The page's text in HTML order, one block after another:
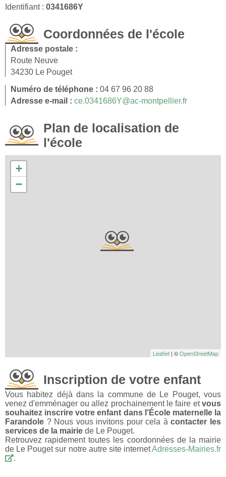
Identifiant : 0341686Y
Coordonnées de l'école
Adresse postale :
Route Neuve
34230 Le Pouget
Numéro de téléphone : 04 67 96 20 88
Adresse e-mail : ce.0341686Y@ac-montpellier.fr
Plan de localisation de
l'école
+
−
Leaflet | ©OpenStreetMap
Inscription de votre enfant
Vous habitez déjà dans la commune de Le Pouget, vous
venez d'emménager ou allez prochainement le faire etvous
souhaitez inscrire votre enfant dans l'École maternelle la
Farandole ? Nous vous invitons pour cela àcontacter les
services de la mairie de Le Pouget.
Retrouvez rapidement toutes les coordonnées de la mairie
de Le Pouget sur notre autre site internetAdresses-Mairies.fr
.